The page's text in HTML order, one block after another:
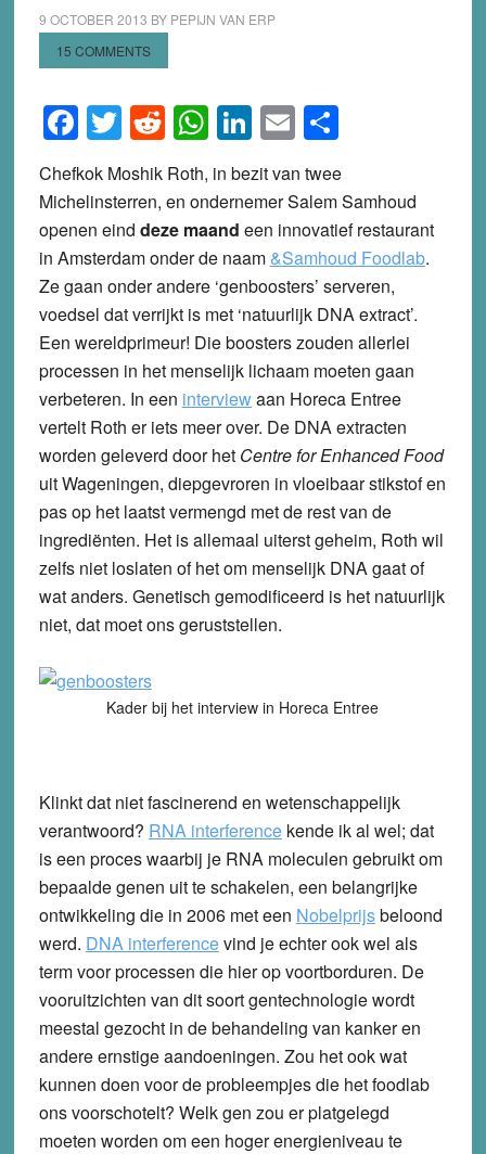
9 OCTOBER 2013 BY PEPIJN VAN ERP
15 COMMENTS
Facebook
Twitter
Reddit
WhatsApp
LinkedIn
EmailShare
Chefkok Moshik Roth, in bezit van twee
Michelinsterren, en ondernemer Salem Samhoud
openen eind deze maand een innovatief restaurant
in Amsterdam onder de naam &Samhoud Foodlab.
Ze gaan onder andere ‘genboosters’ serveren,
voedsel dat verrijkt is met ‘natuurlijk DNA extract’.
Een wereldprimeur! Die boosters zouden allerlei
processen in het menselijk lichaam moeten gaan
verbeteren. In een interviewaan Horeca Entree
vertelt Roth er iets meer over. De DNA extracten
worden geleverd door het Centre for Enhanced Food
uit Wageningen, diepgevroren in vloeibaar stikstof en
pas op het laatst vermengd met de rest van de
ingrediënten. Het is allemaal uiterst geheim, Roth wil
zelfs niet loslaten of het om menselijk DNA gaat of
wat anders. Genetisch gemodificeerd is het natuurlijk
niet, dat moet ons geruststellen.
Kader bij het interview in Horeca Entree
Klinkt dat niet fascinerend en wetenschappelijk
verantwoord? RNA interferencekende ik al wel; dat
is een proces waarbij je RNA moleculen gebruikt om
bepaalde genen uit te schakelen, een belangrijke
ontwikkeling die in 2006 met een Nobelprijsbeloond
werd. DNA interferencevind je echter ook wel als
term voor processen die hier op voortborduren. De
vooruitzichten van dit soort gentechnologie wordt
meestal gezocht in de behandeling van kanker en
andere ernstige aandoeningen. Zou het ook wat
kunnen doen voor de probleempjes die het foodlab
ons voorschotelt? Welk gen zou er platgelegd
moeten worden om een hoger energieniveau te